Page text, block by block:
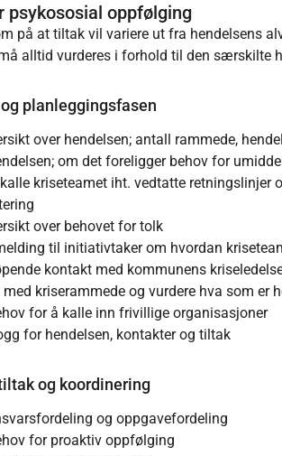
psykososial oppfølging
på at tiltak vil variere ut fra hendelsens
alltid vurderes i forhold til den særskilte
planleggingsfasen
over hendelsen; antall rammede,
om det foreligger behov for
kriseteamet iht. vedtatte retningslinjer
over behovet for tolk
til initiativtaker om hvordan
kontakt med kommunens
kriserammede og vurdere hva som
for å kalle inn frivillige organisasjoner
for hendelsen, kontakter og tiltak
og koordinering
og oppgavefordeling
for proaktiv oppfølging